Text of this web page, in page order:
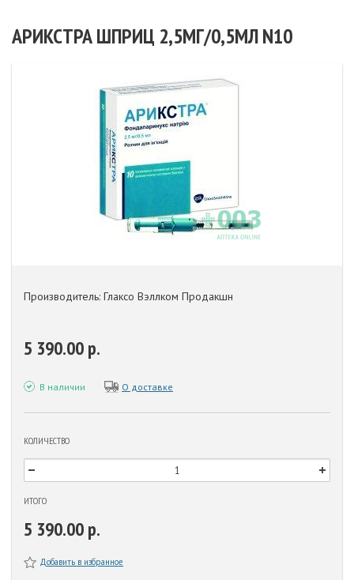
АРИКСТРА ШПРИЦ 2,5МГ/0,5МЛ N10
Производитель: Глаксо Вэллком Продакшн
5 390.00 р.
В наличии О доставке
КОЛИЧЕСТВО
ИТОГО
5 390.00 р.
Добавить в избранное